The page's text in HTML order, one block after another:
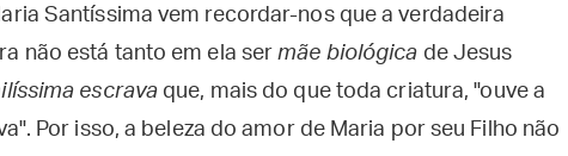
Santíssima vem recordar-nos que a verdadeira
não está tanto em ela sermãe biológica de Jesus
escrava que, mais do que toda criatura, "ouve a
Por isso, a beleza do amor de Maria por seu Filho não